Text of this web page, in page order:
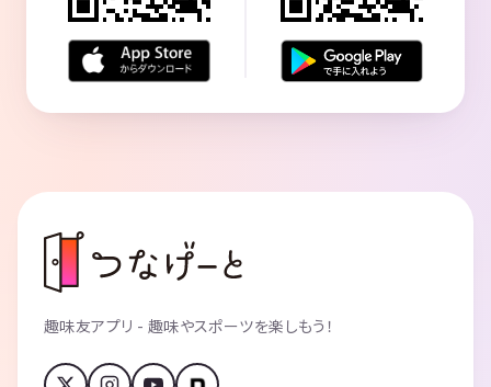
趣味友アプリ - 趣味やスポーツを楽しもう！